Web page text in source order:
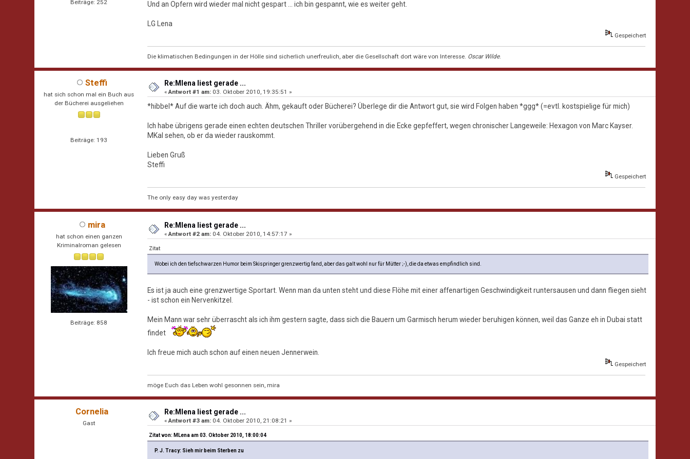
Beiträge: 252 Und an Opfern wird wieder mal nicht gespart ... ich bin gespannt, wie es weiter geht.
LG Lena
Gespeichert
Die klimatischen Bedingungen in der Hölle sind sicherlich unerfreulich, aber die Gesellschaft dort wäre von Interesse. Oscar Wilde.
Steffi
hat sich schon mal ein Buch aus
der Bücherei ausgeliehen
Beiträge: 193
Re:Mlena liest gerade ...
«Antwort #1 am: 03. Oktober 2010, 19:35:51 »
*hibbel* Auf die warte ich doch auch. Ähm, gekauft oder Bücherei? Überlege dir die Antwort gut, sie wird Folgen haben *ggg* (=evtl. kostspielige für mich)
Ich habe übrigens gerade einen echten deutschen Thriller vorübergehend in die Ecke gepfeffert, wegen chronischer Langeweile: Hexagon von Marc Kayser.
MKal sehen, ob er da wieder rauskommt.
Lieben Gruß
Steffi
Gespeichert
The only easy day was yesterday
mira
hat schon einen ganzen
Kriminalroman gelesen
Beiträge: 858
Re:Mlena liest gerade ...
«Antwort #2 am: 04. Oktober 2010, 14:57:17 »
Zitat
Wobei ich den tiefschwarzen Humor beim Skispringer grenzwertig fand, aber das galt wohl nur für Mütter ;-), die da etwas empfindlich sind.
Es ist ja auch eine grenzwertige Sportart. Wenn man da unten steht und diese Flöhe mit einer affenartigen Geschwindigkeit runtersausen und dann fliegen sieht
- ist schon ein Nervenkitzel.
Mein Mann war sehr überrascht als ich ihm gestern sagte, dass sich die Bauern um Garmisch herum wieder beruhigen können, weil das Ganze eh in Dubai statt
findet
Ich freue mich auch schon auf einen neuen Jennerwein.
Gespeichert
möge Euch das Leben wohl gesonnen sein, mira
Cornelia
Gast
Re:Mlena liest gerade ...
«Antwort #3 am: 04. Oktober 2010, 21:08:21 »
Zitat von: MLena am 03. Oktober 2010, 18:00:04
P. J. Tracy: Sieh mir beim Sterben zu